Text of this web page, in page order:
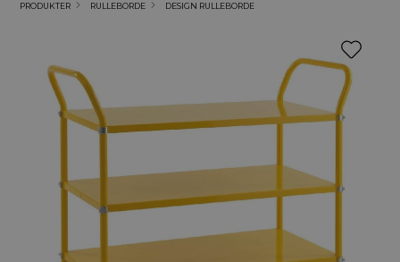
PRODUKTER RULLEBORDE DESIGN RULLEBORDE